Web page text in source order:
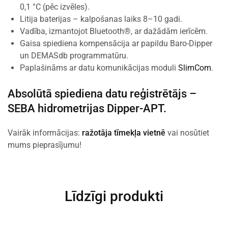
0,1 °C (pēc izvēles).
Litija baterijas – kalpošanas laiks 8–10 gadi.
Vadība, izmantojot Bluetooth®, ar dažādām ierīcēm.
Gaisa spiediena kompensācija ar papildu Baro-Dipper
un DEMASdb programmatūru.
Paplašināms ar datu komunikācijas moduli SlimCom.
Absolūtā spiediena datu reģistrētājs –
SEBA hidrometrijas Dipper-APT.
Vairāk informācijas: ražotāja tīmekļa vietnē vai nosūtiet
mums pieprasījumu!
Līdzīgi produkti